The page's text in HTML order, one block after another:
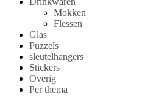
Mokken
Flessen
Glas
Puzzels
sleutelhangers
Stickers
Overig
Per thema